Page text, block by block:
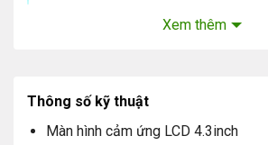
Xem thêm
Thông số kỹ thuật
Màn hình cảm ứng LCD 4.3inch